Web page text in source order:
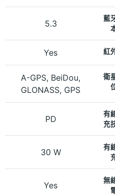
5.3
藍
Yes 紅
A-GPS, BeiDou,
GLONASS, GPS
衛
PD
有
充
30 W
有
Yes
無